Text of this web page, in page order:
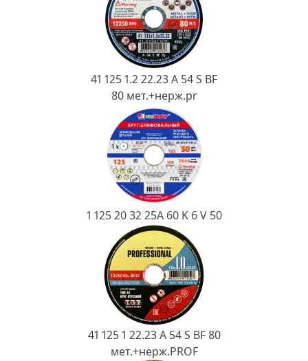
41 125 1.2 22.23 A 54 S BF
80 мет.+нерж.pr
1 125 20 32 25А 60 K 6 V 50
41 125 1 22.23 A 54 S BF 80
мет.+нерж.PROF